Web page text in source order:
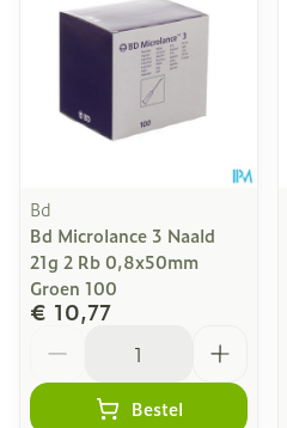
Bd
Bd Microlance 3 Naald
21g 2 Rb 0,8x50mm
Groen 100
€ 10,77
Bestel